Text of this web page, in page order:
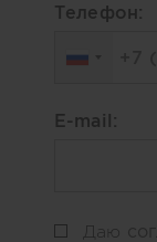
Телефон:
E-mail:
Даю